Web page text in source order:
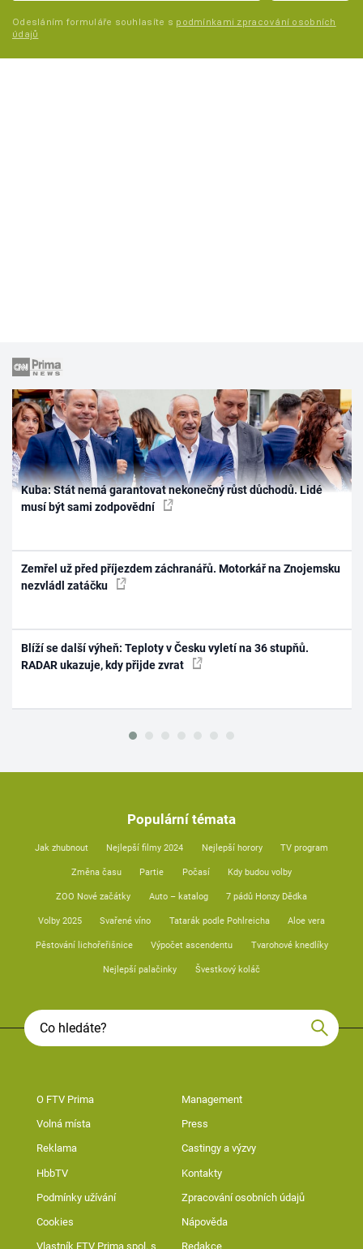
Odesláním formuláře souhlasíte s podmínkami zpracování osobních
údajů
Kuba: Stát nemá garantovat nekonečný růst důchodů. Lidé
musí být sami zodpovědní
Zemřel už před příjezdem záchranářů. Motorkář na Znojemsku
nezvládl zatáčku
Blíží se další výheň: Teploty v Česku vyletí na 36 stupňů.
RADAR ukazuje, kdy přijde zvrat
Populární témata
Jak zhubnout Nejlepší filmy 2024 Nejlepší horory TV program
Změna času Partie Počasí Kdy budou volby
ZOO Nové začátky Auto – katalog 7 pádů Honzy Dědka
Volby 2025 Svařené víno Tatarák podle Pohlreicha Aloe vera
Pěstování lichořeřišnice Výpočet ascendentu Tvarohové knedlíky
Nejlepší palačinky Švestkový koláč
O FTV Prima Management
Volná místa Press
Reklama Castingy a výzvy
HbbTV Kontakty
Podmínky užívání Zpracování osobních údajů
Cookies Nápověda
Vlastník FTV Prima spol. s Redakce